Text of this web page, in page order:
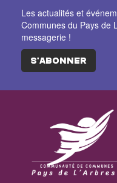
Les actualités et
Communes du Pays de
messagerie !
S'ABONNER